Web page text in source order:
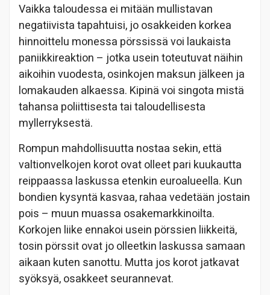
Vaikka taloudessa ei mitään mullistavan
negatiivista tapahtuisi, jo osakkeiden korkea
hinnoittelu monessa pörssissä voi laukaista
paniikkireaktion – jotka usein toteutuvat näihin
aikoihin vuodesta, osinkojen maksun jälkeen ja
lomakauden alkaessa. Kipinä voi singota mistä
tahansa poliittisesta tai taloudellisesta
myllerryksestä.
Rompun mahdollisuutta nostaa sekin, että
valtionvelkojen korot ovat olleet pari kuukautta
reippaassa laskussa etenkin euroalueella. Kun
bondien kysyntä kasvaa, rahaa vedetään jostain
pois – muun muassa osakemarkkinoilta.
Korkojen liike ennakoi usein pörssien liikkeitä,
tosin pörssit ovat jo olleetkin laskussa samaan
aikaan kuten sanottu. Mutta jos korot jatkavat
syöksyä, osakkeet seurannevat.